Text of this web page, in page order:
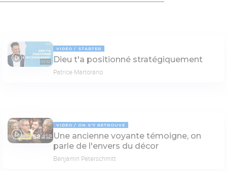
03:52
VIDÉO STARTER
Dieu t'a positionné stratégiquement
Patrice Martorano
69:03
VIDÉO ON S'Y RETROUVE
Une ancienne voyante témoigne, on
parle de l'envers du décor
Benjamin Peterschmitt